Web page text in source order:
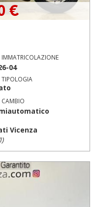
€
IMMATRICOLAZIONE
04
TIPOLOGIA
CAMBIO
Vicenza